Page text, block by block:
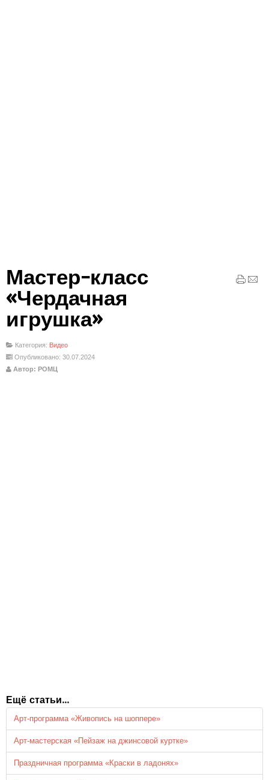
Мастер-класс
«Чердачная
игрушка»
Категория: Видео
Опубликовано: 30.07.2024
Автор: РОМЦ
Ещё статьи...
Арт-программа «Живопись на шоппере»
Арт-мастерская «Пейзаж на джинсовой куртке»
Праздничная программа «Краски в ладонях»